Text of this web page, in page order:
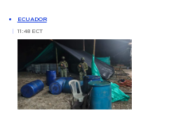
ECUADOR
11:48 ECT